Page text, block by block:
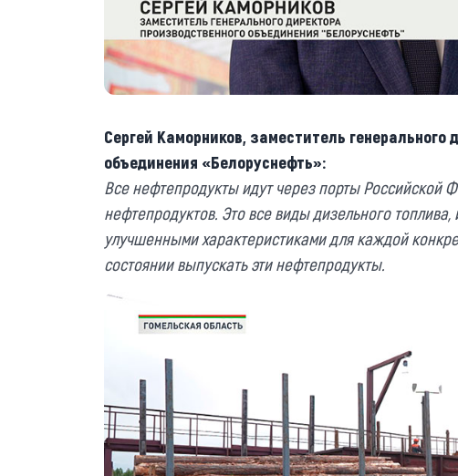
Сергей Каморников, заместитель генерального
объединения «Белоруснефть»:
Все нефтепродукты идут через порты Российской
нефтепродуктов. Это все виды дизельного
улучшенными характеристиками для каждой
состоянии выпускать эти нефтепродукты.